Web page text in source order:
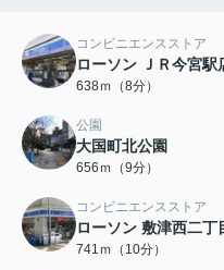
コンビニエンスストア
ローソン ＪＲ今宮駅
638ｍ（8分）
公園
大国町北公園
656ｍ（9分）
コンビニエンスストア
ローソン 敷津西二丁
741ｍ（10分）